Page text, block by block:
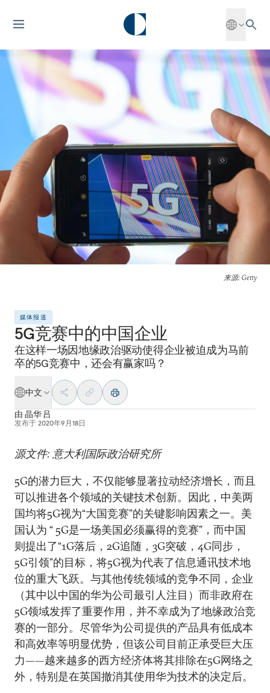
来源: Getty
媒体报道
5G竞赛中的中国企业
在这样一场因地缘政治驱动使得企业被迫成为马前
卒的5G竞赛中，还会有赢家吗？
中文
由 晶华 吕
发布于 2020年9月18日
源文件: 意大利国际政治研究所
5G的潜力巨大，不仅能够显著拉动经济增长，而且
可以推进各个领域的关键技术创新。因此，中美两
国均将5G视为“大国竞赛”的关键影响因素之一。美
国认为 “ 5G是一场美国必须赢得的竞赛”，而中国
则提出了“1G落后，2G追随，3G突破，4G同步，
5G引领”的目标，将5G视为代表了信息通讯技术地
位的重大飞跃。与其他传统领域的竞争不同，企业
（其中以中国的华为公司最引人注目）而非政府在
5G领域发挥了重要作用，并不幸成为了地缘政治竞
赛的一部分。尽管华为公司提供的产品具有低成本
和高效率等明显优势，但该公司目前正承受巨大压
力——越来越多的西方经济体将其排除在5G网络之
外，特别是在英国撤消其使用华为技术的决定后。